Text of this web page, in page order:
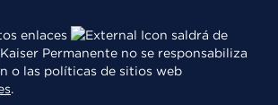
enlaces
saldrá de
Permanente no se responsabiliza
o las políticas de sitios web
.